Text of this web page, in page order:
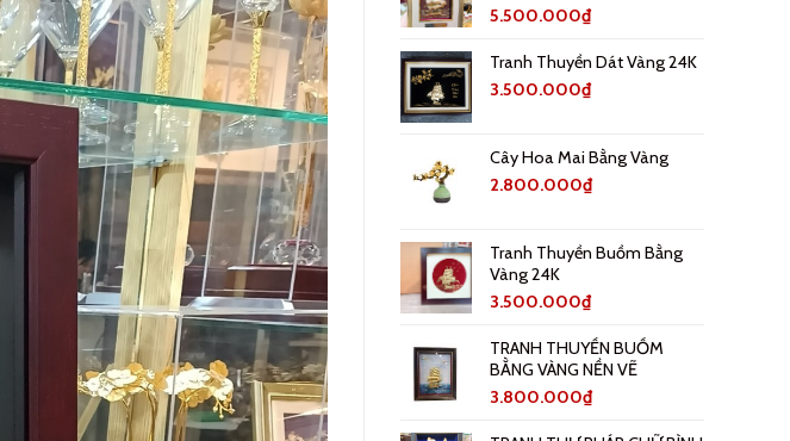
5.500.000₫
Tranh Thuyền Dát Vàng 24K
3.500.000₫
Cây Hoa Mai Bằng Vàng
2.800.000₫
Tranh Thuyền Buồm Bằng
Vàng 24K
3.500.000₫
TRANH THUYỀN BUỒM
BẰNG VÀNG NỀN VẼ
3.800.000₫